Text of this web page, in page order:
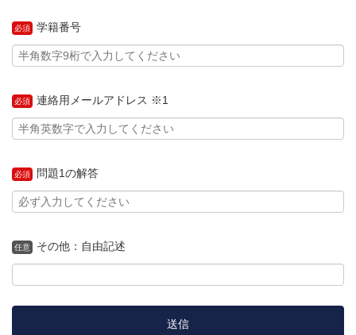
必須 学籍番号
必須 連絡用メールアドレス ※1
必須 問題1の解答
任意 その他：自由記述